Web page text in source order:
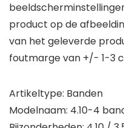
product op de
van het geleverde
foutmarge van +/- 1-3
Artikeltype: Banden
Modelnaam: 4.10-4